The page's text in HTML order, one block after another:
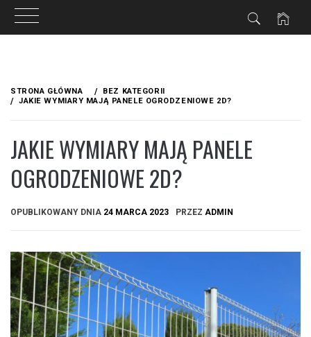
treści
STRONA GŁÓWNA
BEZ KATEGORII
JAKIE WYMIARY MAJĄ PANELE OGRODZENIOWE 2D?
JAKIE WYMIARY MAJĄ PANELE
OGRODZENIOWE 2D?
OPUBLIKOWANY DNIA 24 MARCA 2023 PRZEZ ADMIN